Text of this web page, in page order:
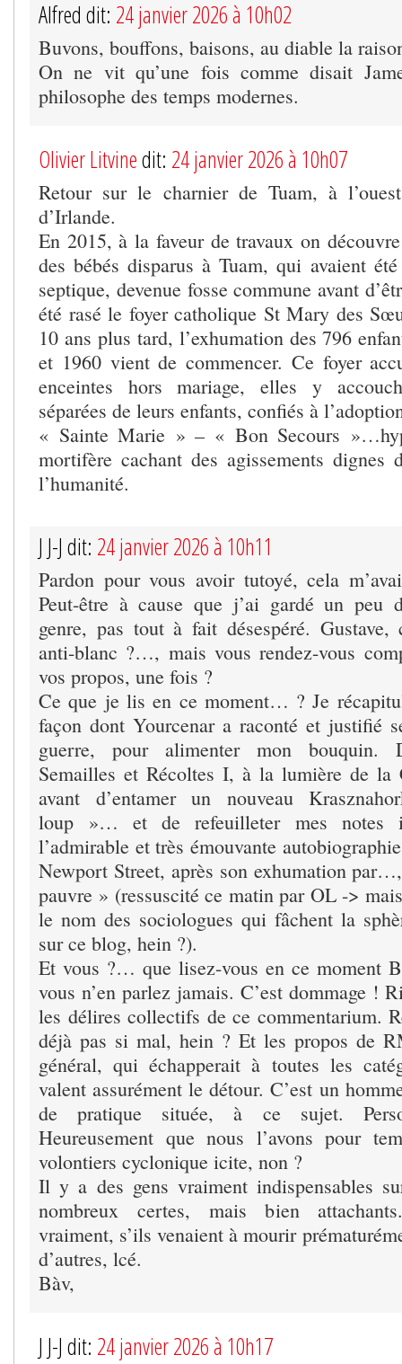
Alfred dit: 24 janvier 2026 à 10h02
Buvons, bouffons, baisons, au diable la
On ne vit qu’une fois comme disait
philosophe des temps modernes.
Olivier Litvinedit: 24 janvier 2026 à 10h07
Retour sur le charnier de Tuam, à
d’Irlande.
En 2015, à la faveur de travaux on
des bébés disparus à Tuam, qui avaient
septique, devenue fosse commune avant
été rasé le foyer catholique St Mary des
10 ans plus tard, l’exhumation des 796
et 1960 vient de commencer. Ce foyer
enceintes hors mariage, elles y
séparées de leurs enfants, confiés à
« Sainte Marie » – « Bon Secours
mortifère cachant des agissements dignes
l’humanité.
J J-J dit: 24 janvier 2026 à 10h11
Pardon pour vous avoir tutoyé, cela
Peut-être à cause que j’ai gardé un peu
genre, pas tout à fait désespéré. Gustave,
anti-blanc ?…, mais vous rendez-vous
vos propos, une fois ?
Ce que je lis en ce moment… ? Je
façon dont Yourcenar a raconté et justifié
guerre, pour alimenter mon bouquin.
Semailles et Récoltes I, à la lumière de
avant d’entamer un nouveau
loup »… et de refeuilleter mes notes
l’admirable et très émouvante
Newport Street, après son exhumation
pauvre » (ressuscité ce matin par OL ->
le nom des sociologues qui fâchent la
sur ce blog, hein ?).
Et vous ?… que lisez-vous en ce moment
vous n’en parlez jamais. C’est dommage !
les délires collectifs de ce commentarium.
déjà pas si mal, hein ? Et les propos de
général, qui échapperait à toutes les
valent assurément le détour. C’est un
de pratique située, à ce sujet.
Heureusement que nous l’avons pour
volontiers cyclonique icite, non ?
Il y a des gens vraiment indispensables
nombreux certes, mais bien
vraiment, s’ils venaient à mourir
d’autres, lcé.
Bàv,
J J-J dit: 24 janvier 2026 à 10h17